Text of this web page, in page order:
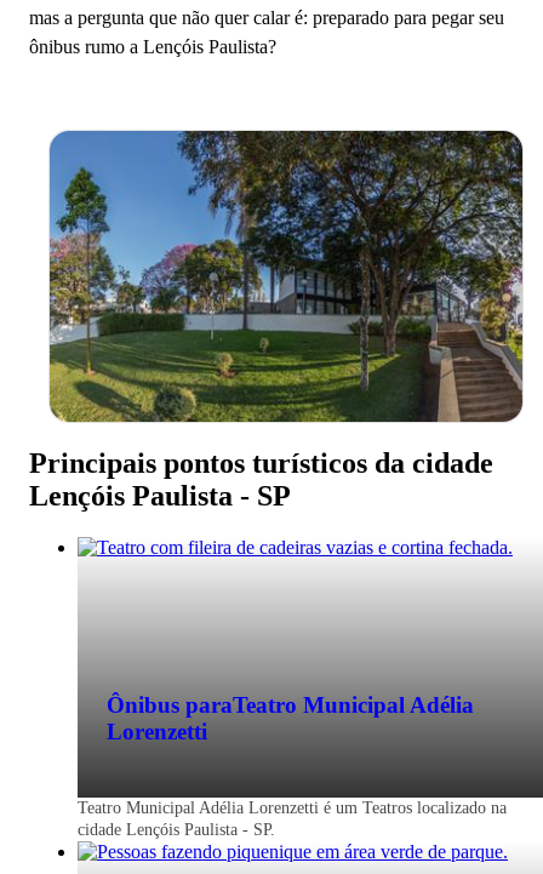
Lençóis Paulista - SP
Passagem de ônibus para Lençóis
- SP
Lençóis Paulista – SP é considerada a
Capital do Livro e reúne mais
na Biblioteca Municipal do que
mas a pergunta que não quer calar é: preparado para pegar seu
ônibus rumo a Lençóis Paulista?
Principais pontos turísticos da cidade
Lençóis Paulista - SP
Ônibus paraTeatro Municipal Adélia
Lorenzetti
Teatro Municipal Adélia Lorenzetti é um Teatros localizado na
cidade Lençóis Paulista - SP.